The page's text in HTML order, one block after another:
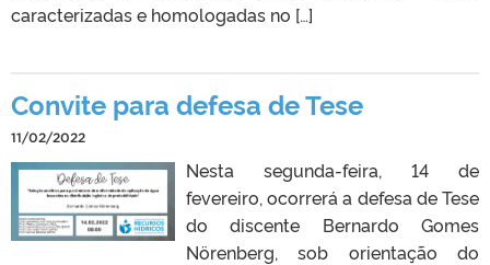
caracterizadas e homologadas no […]
Convite para defesa de Tese
11/02/2022
Nesta segunda-feira, 14 de
fevereiro, ocorrerá a defesa de Tese
do discente Bernardo Gomes
Nörenberg, sob orientação do